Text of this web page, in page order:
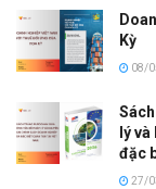
Kỳ
08/
lý
đặc
27/